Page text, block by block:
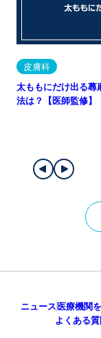
皮膚科
太ももにだけ出る蕁
法は？【医師監修】
ニュース医療機関
よくある